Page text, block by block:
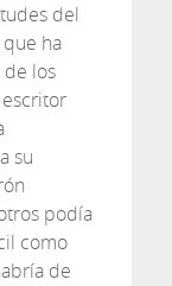
del
ha
los
su
podía
como
de